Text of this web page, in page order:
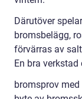
Därutöver
bromsbelägg,
förvärras av
En bra verkstad
bromsprov